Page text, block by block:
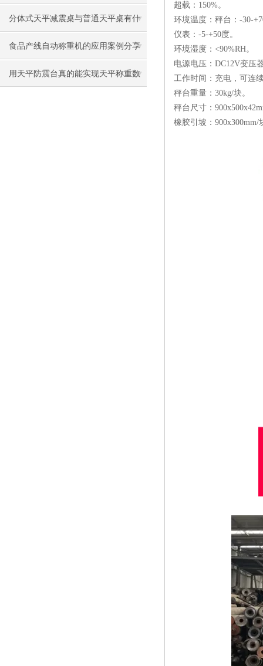
用
分体式天平减震桌与普通天平桌有什
么区别
食品产线自动称重机的应用案例分享
用天平防震台真的能实现天平称重数
超载：150%。
环境温度：秤台：-30-
仪表：-5-+50度。
环境湿度：<90%RH。
电源电压：DC12V变压
工作时间：充电，可连
秤台重量：30kg/块。
秤台尺寸：
橡胶引坡：900x300mm/